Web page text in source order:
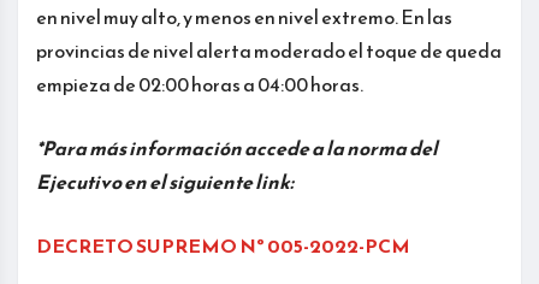
en nivel muy alto, y menos en nivel extremo. En las
provincias de nivel alerta moderado el toque de queda
empieza de 02:00 horas a 04:00 horas.
*Para más información accede a la norma del
Ejecutivo en el siguiente link:
DECRETO SUPREMO Nº 005-2022-PCM